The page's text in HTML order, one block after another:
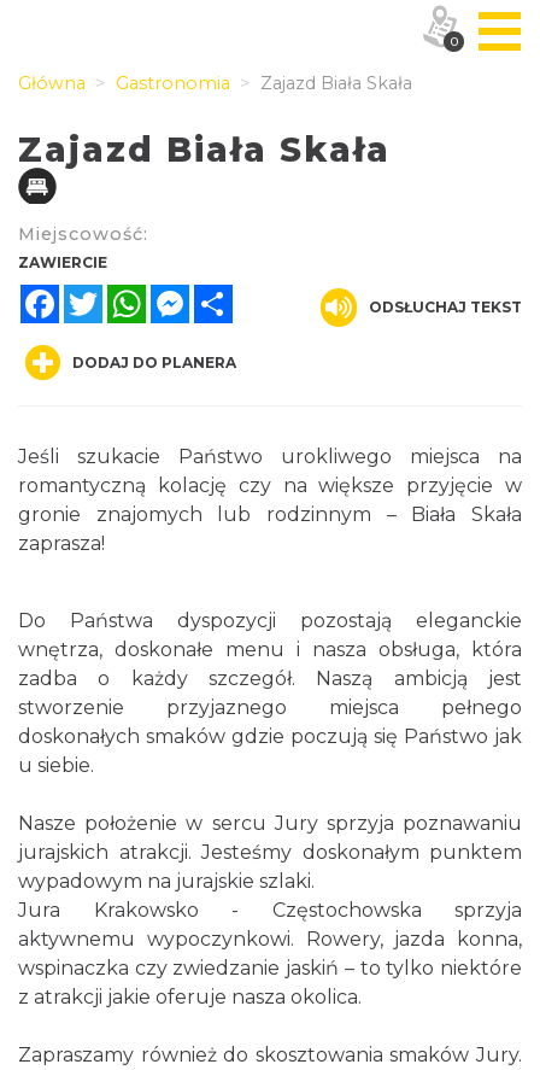
Główna Gastronomia Zajazd Biała Skała
Zajazd Biała Skała
Miejscowość:
ZAWIERCIE
FacebookTwitterWhatsAppMessenger
ODSŁUCHAJ TEKST
DODAJ DO PLANERA
Jeśli szukacie Państwo urokliwego miejsca na
romantyczną kolację czy na większe przyjęcie w
gronie znajomych lub rodzinnym – Biała Skała
zaprasza!
Do Państwa dyspozycji pozostają eleganckie
wnętrza, doskonałe menu i nasza obsługa, która
zadba o każdy szczegół. Naszą ambicją jest
stworzenie przyjaznego miejsca pełnego
doskonałych smaków gdzie poczują się Państwo jak
u siebie.
Nasze położenie w sercu Jury sprzyja poznawaniu
jurajskich atrakcji. Jesteśmy doskonałym punktem
wypadowym na jurajskie szlaki.
Jura Krakowsko - Częstochowska sprzyja
aktywnemu wypoczynkowi. Rowery, jazda konna,
wspinaczka czy zwiedzanie jaskiń – to tylko niektóre
z atrakcji jakie oferuje nasza okolica.
Zapraszamy również do skosztowania smaków Jury.
0